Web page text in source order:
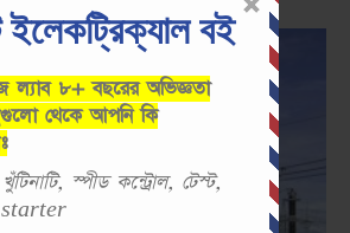
ইলেকট্রিক্যাল বই
ল্যাব ৮+ বছরের অভিজ্ঞতা
থেকে আপনি কি
স্পীড কন্ট্রোল, টেস্ট,